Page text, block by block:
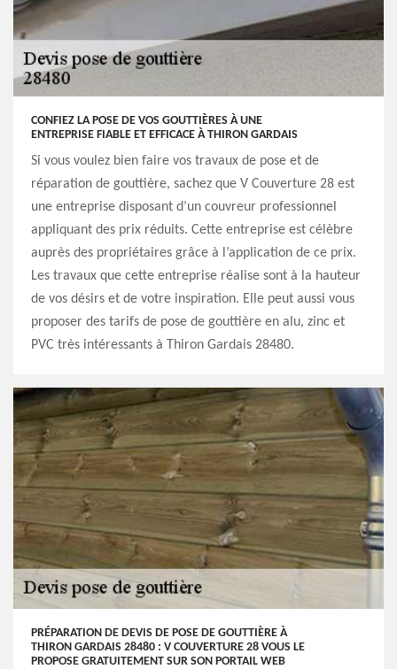
CONFIEZ LA POSE DE VOS GOUTTIÈRES À UNE
ENTREPRISE FIABLE ET EFFICACE À THIRON GARDAIS
Si vous voulez bien faire vos travaux de pose et de
réparation de gouttière, sachez que V Couverture 28 est
une entreprise disposant d’un couvreur professionnel
appliquant des prix réduits. Cette entreprise est célèbre
auprès des propriétaires grâce à l’application de ce prix.
Les travaux que cette entreprise réalise sont à la hauteur
de vos désirs et de votre inspiration. Elle peut aussi vous
proposer des tarifs de pose de gouttière en alu, zinc et
PVC très intéressants à Thiron Gardais 28480.
PRÉPARATION DE DEVIS DE POSE DE GOUTTIÈRE À
THIRON GARDAIS 28480 : V COUVERTURE 28 VOUS LE
PROPOSE GRATUITEMENT SUR SON PORTAIL WEB